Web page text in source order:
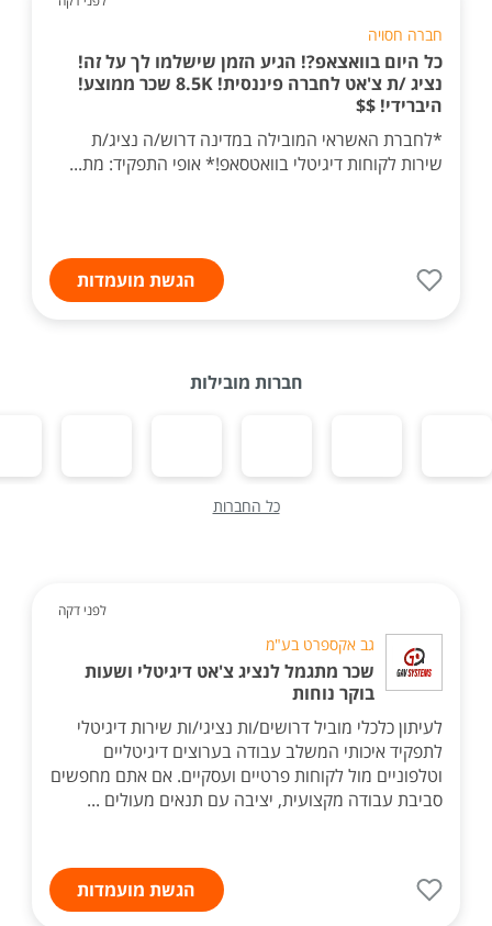
חברה חסויה
כל היום בוואצאפ?! הגיע הזמן שישלמו לך על זה!
נציג /ת צ'אט לחברה פיננסית! 8.5K שכר ממוצע!
היברידי! $$
*לחברת האשראי המובילה במדינה דרוש/ה נציג/ת
שירות לקוחות דיגיטלי בוואטסאפ!* אופי התפקיד: מת...
הגשת מועמדות
חברות מובילות
כל החברות
לפני דקה
גב אקספרט בע"מ
שכר מתגמל לנציג צ'אט דיגיטלי ושעות
בוקר נוחות
לעיתון כלכלי מוביל דרושים/ות נציגי/ות שירות דיגיטלי
לתפקיד איכותי המשלב עבודה בערוצים דיגיטליים
וטלפוניים מול לקוחות פרטיים ועסקיים. אם אתם מחפשים
סביבת עבודה מקצועית, יציבה עם תנאים מעולים ...
הגשת מועמדות